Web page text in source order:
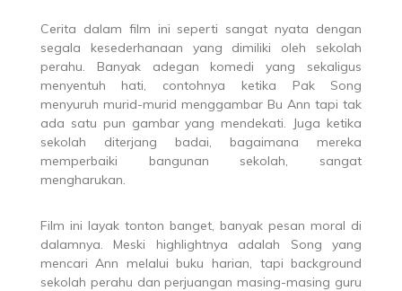
Cerita dalam film ini seperti sangat nyata dengan
segala kesederhanaan yang dimiliki oleh sekolah
perahu. Banyak adegan komedi yang sekaligus
menyentuh hati, contohnya ketika Pak Song
menyuruh murid-murid menggambar Bu Ann tapi tak
ada satu pun gambar yang mendekati. Juga ketika
sekolah diterjang badai, bagaimana mereka
memperbaiki bangunan sekolah, sangat
mengharukan.
Film ini layak tonton banget, banyak pesan moral di
dalamnya. Meski highlightnya adalah Song yang
mencari Ann melalui buku harian, tapi background
sekolah perahu dan perjuangan masing-masing guru